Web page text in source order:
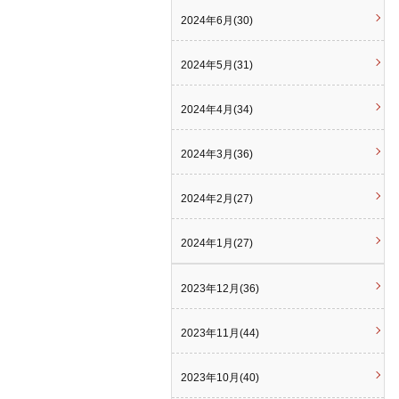
2024年6月(30)
2024年5月(31)
2024年4月(34)
2024年3月(36)
2024年2月(27)
2024年1月(27)
2023年12月(36)
2023年11月(44)
2023年10月(40)